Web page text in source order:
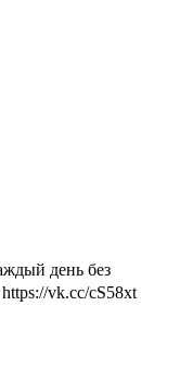
день без
vk.cc/cS58xt